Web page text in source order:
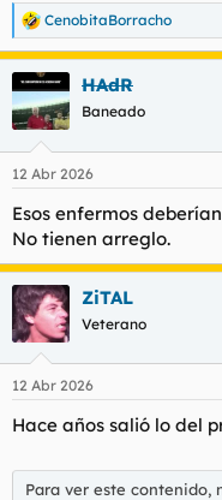
R
e
a
c
c
i
e
:
CenobitaBorracho
HAdR
Baneado
12 Abr 2026
Esos enfermos
No tienen arreglo.
ZiTAL
Veterano
12 Abr 2026
Hace años salió lo del
Para ver este contenido,